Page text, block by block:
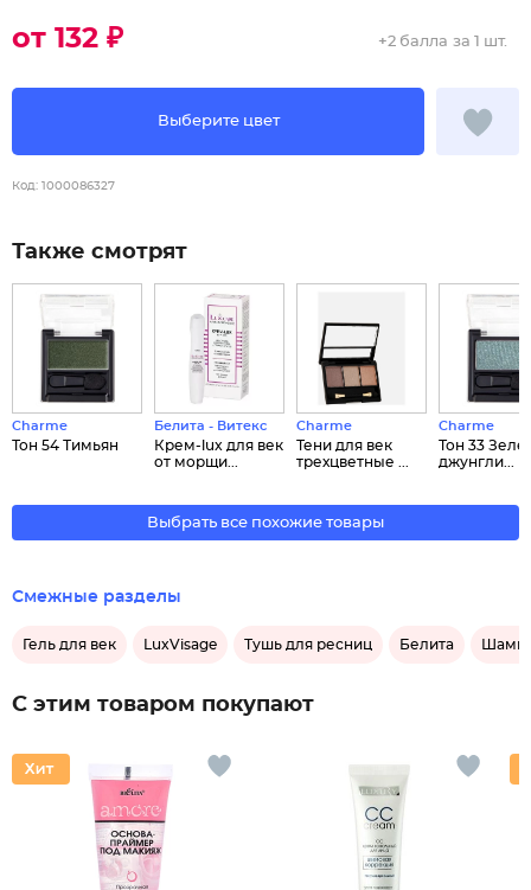
от 132 ₽
Выберите цвет
+2 балла за 1 шт.
Код: 1000086327
Также смотрят
Charme
Тон 54 Тимьян
Белита - Витекс
Крем-lux для век
от морщи...
Charme
Тени для век
трехцветные ...
Charme
Тон 33
джунгли...
Выбрать все похожие товары
Смежные разделы
Гель для век LuxVisage Тушь для ресниц Белита
С этим товаром покупают